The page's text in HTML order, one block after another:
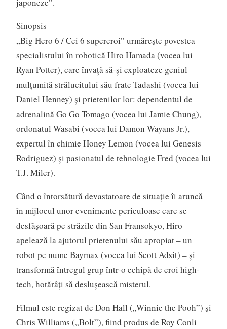
japoneze”.
Sinopsis
„Big Hero 6 / Cei 6 supereroi” urmăreşte povestea
specialistului în robotică Hiro Hamada (vocea lui
Ryan Potter), care învaţă să-şi exploateze geniul
mulţumită strălucitului său frate Tadashi (vocea lui
Daniel Henney) şi prietenilor lor: dependentul de
adrenalină Go Go Tomago (vocea lui Jamie Chung),
ordonatul Wasabi (vocea lui Damon Wayans Jr.),
expertul în chimie Honey Lemon (vocea lui Genesis
Rodriguez) şi pasionatul de tehnologie Fred (vocea lui
T.J. Miler).
Când o întorsătură devastatoare de situaţie îi aruncă
în mijlocul unor evenimente periculoase care se
desfăşoară pe străzile din San Fransokyo, Hiro
apelează la ajutorul prietenului său apropiat – un
robot pe nume Baymax (vocea lui Scott Adsit) – şi
transformă întregul grup într-o echipă de eroi high-
tech, hotărâţi să desluşească misterul.
Filmul este regizat de Don Hall („Winnie the Pooh”) şi
Chris Williams („Bolt”), fiind produs de Roy Conli